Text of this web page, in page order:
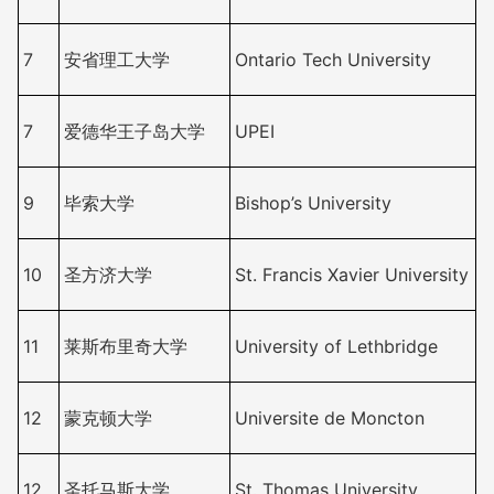
7 安省理工大学 Ontario Tech University
7 爱德华王子岛大学 UPEI
9 毕索大学 Bishop’s University
10 圣方济大学 St. Francis Xavier University
11 莱斯布里奇大学 University of Lethbridge
12 蒙克顿大学 Universite de Moncton
12 圣托马斯大学 St. Thomas University